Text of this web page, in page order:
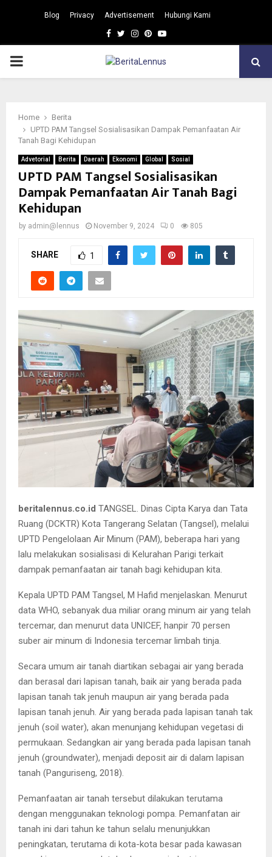
Blog Privacy Advertisement Hubungi Kami
Facebook
TwitterInstagram
Pinterest
Youtube
PRIMARY
Home
Berita
UPTD PAM Tangsel Sosialisasikan Dampak Pemanfaatan Air
Tanah Bagi Kehidupan
Advetorial Berita Daerah Ekonomi Global Sosial
UPTD PAM Tangsel Sosialisasikan
Dampak Pemanfaatan Air Tanah Bagi
Kehidupan
by admin@lennus November 9, 2024 0 805
SHARE 1
beritalennus.co.id TANGSEL. Dinas Cipta Karya dan Tata
Ruang (DCKTR) Kota Tangerang Selatan (Tangsel), melalui
UPTD Pengelolaan Air Minum (PAM), beberapa hari yang
lalu melakukan sosialisasi di Kelurahan Parigi terkait
dampak pemanfaatan air tanah bagi kehidupan kita.
Kepala UPTD PAM Tangsel, M Hafid menjelaskan. Menurut
data WHO, sebanyak dua miliar orang minum air yang telah
tercemar, dan menurut data UNICEF, hanpir 70 persen
suber air minum di Indonesia tercemar limbah tinja.
Secara umum air tanah diartikan sebagai air yang berada
dan berasal dari lapisan tanah, baik air yang berada pada
lapisan tanah tak jenuh maupun air yang berada pada
lapisan tanah jenuh. Air yang berada pada lapisan tanah tak
jenuh (soil water), akan menunjang kehidupan vegetasi di
permukaan. Sedangkan air yang berada pada lapisan tanah
jenuh (groundwater), menjadi deposit air di dalam lapisan
tanah (Panguriseng, 2018).
Pemanfaatan air tanah tersebut dilakukan terutama
dengan menggunakan teknologi pompa. Pemanfatan air
tanah ini dari tahun ke tahun selalu menunjukkan
peningkatan, terutama di kota-kota besar pada kawasan